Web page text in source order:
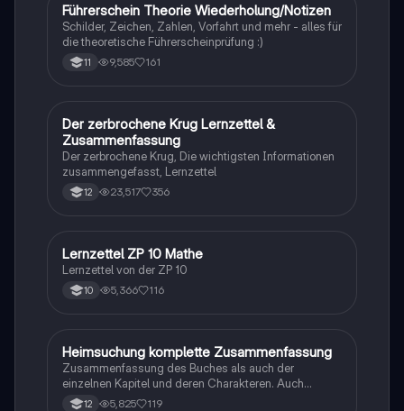
Lerntipps
Führerschein Theorie Wiederholung/Notizen
Schilder, Zeichen, Zahlen, Vorfahrt und mehr - alles für
die theoretische Führerscheinprüfung :)
11 9,585 161
Deutsch
Der zerbrochene Krug Lernzettel &
Zusammenfassung
Der zerbrochene Krug, Die wichtigsten Informationen
zusammengefasst, Lernzettel
12 23,517 356
Mathe
Lernzettel ZP 10 Mathe
Lernzettel von der ZP 10
10 5,366 116
Deutsch
Heimsuchung komplette Zusammenfassung
Zusammenfassung des Buches als auch der
einzelnen Kapitel und deren Charakteren. Auch
tabellarisch. Im Unterricht ohne KI erstellt
12 5,825 119